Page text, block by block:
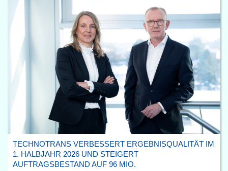
TECHNOTRANS VERBESSERT ERGEBNISQUALITÄT IM
1. HALBJAHR 2026 UND STEIGERT
AUFTRAGSBESTAND AUF 96 MIO.